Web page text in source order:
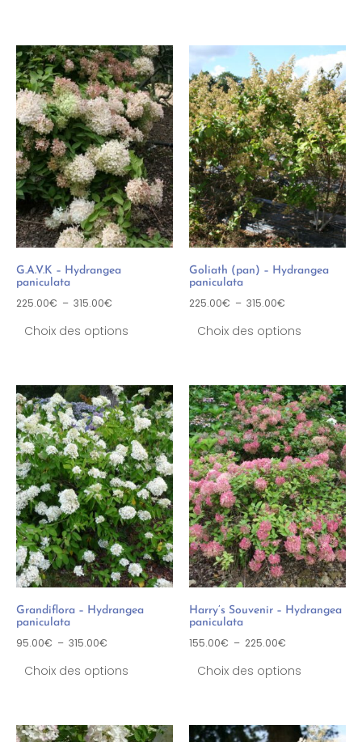
G.A.V.K – Hydrangea
paniculata
225.00€ – 315.00€
Choix des options
Goliath (pan) – Hydrangea
paniculata
225.00€ – 315.00€
Choix des options
Grandiflora – Hydrangea
paniculata
95.00€ – 315.00€
Choix des options
Harry’s Souvenir – Hydrangea
paniculata
155.00€ – 225.00€
Choix des options